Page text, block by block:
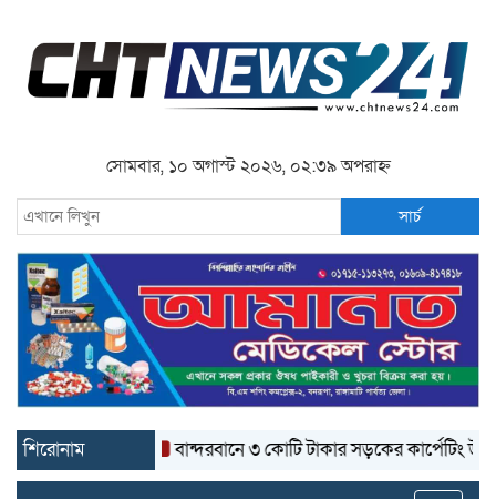
সোমবার, ১০ অগাস্ট ২০২৬, ০২:৩৯ অপরাহ্ন
সার্চ
শিরোনাম বান্দরবানে ৩ কোটি টাকার সড়কের কার্পেটিং উঠে যাচ্ছে